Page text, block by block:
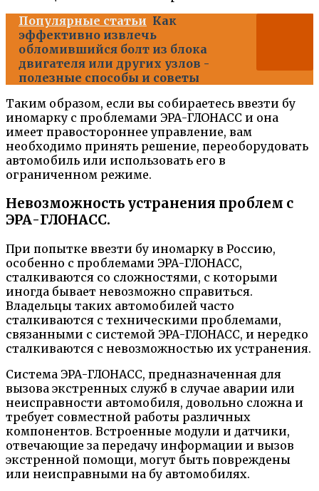
Популярные статьи Как
эффективно извлечь
обломившийся болт из блока
двигателя или других узлов -
полезные способы и советы
Таким образом, если вы собираетесь ввезти бу
иномарку с проблемами ЭРА-ГЛОНАСС и она
имеет правостороннее управление, вам
необходимо принять решение, переоборудовать
автомобиль или использовать его в
ограниченном режиме.
Невозможность устранения проблем с
ЭРА-ГЛОНАСС.
При попытке ввезти бу иномарку в Россию,
особенно с проблемами ЭРА-ГЛОНАСС,
сталкиваются со сложностями, с которыми
иногда бывает невозможно справиться.
Владельцы таких автомобилей часто
сталкиваются с техническими проблемами,
связанными с системой ЭРА-ГЛОНАСС, и нередко
сталкиваются с невозможностью их устранения.
Система ЭРА-ГЛОНАСС, предназначенная для
вызова экстренных служб в случае аварии или
неисправности автомобиля, довольно сложна и
требует совместной работы различных
компонентов. Встроенные модули и датчики,
отвечающие за передачу информации и вызов
экстренной помощи, могут быть повреждены
или неисправными на бу автомобилях.